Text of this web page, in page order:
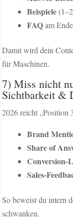
Beispiele
FAQam
Damit wird dein
für Maschinen.
7) Miss nicht
Sichtbarkeit &
2026 reicht „Position
Brand
Share of
Conversion-
Sales-
So beweist du intern
schwanken.